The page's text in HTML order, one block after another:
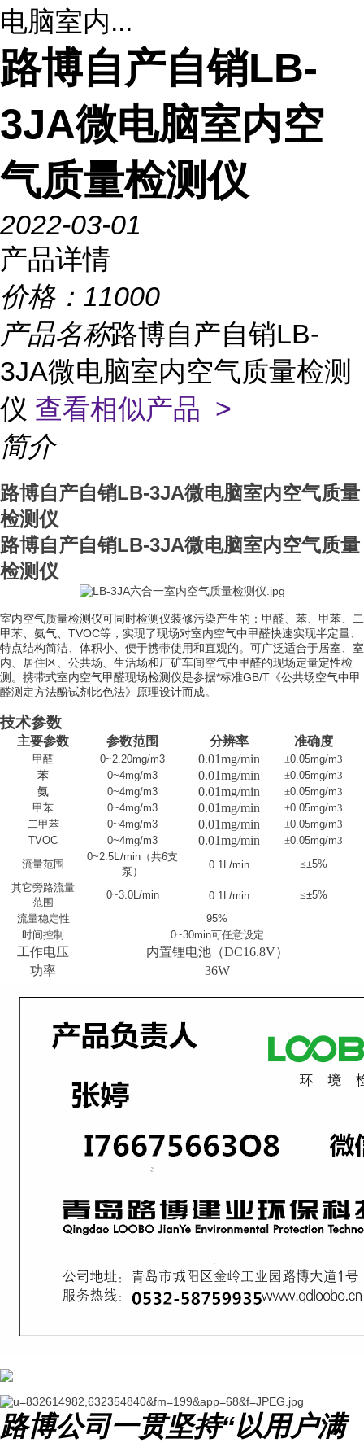
电脑室内...
路博自产自销LB-
3JA微电脑室内空
气质量检测仪
2022-03-01
产品详情
价格： 11000
产品名称路博自产自销LB-
3JA微电脑室内空气质量检测
仪 查看相似产品 >
简介
路博自产自销LB-3JA微电脑室内空气质量
检测仪
路博自产自销LB-3JA微电脑室内空气质量
检测仪
室内空气质量检测仪可同时检测仪装修污染产生的：甲醛、苯、甲苯、二
甲苯、氨气、TVOC等，实现了现场对室内空气中甲醛快速实现半定量、
特点结构简洁、体积小、便于携带使用和直观的。可广泛适合于居室、室
内、居住区、公共场、生活场和厂矿车间空气中甲醛的现场定量定性检
测。携带式室内空气甲醛现场检测仪是参据*标准GB/T《公共场空气中甲
醛测定方法酚试剂比色法》原理设计而成。
技术参数
主要参数 参数范围 分辨率 准确度
甲醛 0~2.20mg/m3 0.01mg/min ±0.05mg/m3
苯
0~4mg/m3 0.01mg/min ±0.05mg/m3
氨
0~4mg/m3 0.01mg/min ±0.05mg/m3
甲苯
0~4mg/m3 0.01mg/min ±0.05mg/m3
二甲苯
0~4mg/m3 0.01mg/min ±0.05mg/m3
TVOC
0~4mg/m3 0.01mg/min ±0.05mg/m3
流量范围
0~2.5L /min （共6支
泵）
0.1L/min ≤±5%
其它旁路流量
范围
0~3.0L/min 0.1L/min ≤±5%
流量稳定性
95%
时间控制
0~30min可任意设定
工作电压
内置锂电池（DC16.8V）
功率
36W
路博公司一贯坚持“以用户满